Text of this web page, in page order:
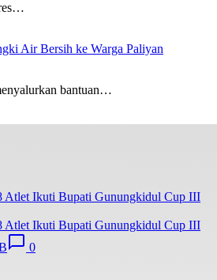
Air Bersih ke Warga Paliyan
bantuan…
Atlet Ikuti Bupati Gunungkidul Cup III
0